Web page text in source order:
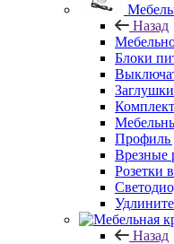
Назад
Блоки
Профиль
Врезные
Розетки
Назад